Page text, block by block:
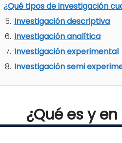
¿Qué tipos de investigación
Investigación descriptiva
Investigación analítica
Investigación experimental
Investigación semi
¿Qué es y